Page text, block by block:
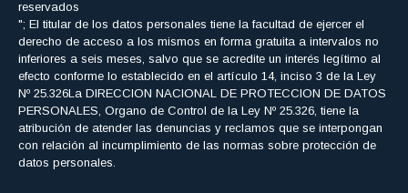
reservados
"; El titular de los datos personales tiene la facultad de ejercer el
derecho de acceso a los mismos en forma gratuita a intervalos no
inferiores a seis meses, salvo que se acredite un interés legítimo al
efecto conforme lo establecido en el artículo 14, inciso 3 de la Ley
Nº 25.326La DIRECCION NACIONAL DE PROTECCION DE DATOS
PERSONALES, Organo de Control de la Ley Nº 25.326, tiene la
atribución de atender las denuncias y reclamos que se interpongan
con relación al incumplimiento de las normas sobre protección de
datos personales.